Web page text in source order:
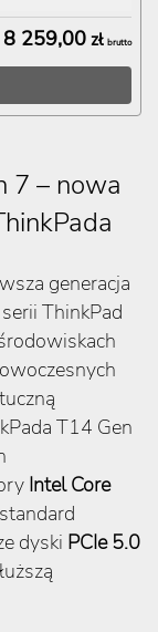
8 259,00 zł brutto
7 – nowa
generacja
ThinkPad
T14 Gen
Intel Core
dyski PCIe 5.0